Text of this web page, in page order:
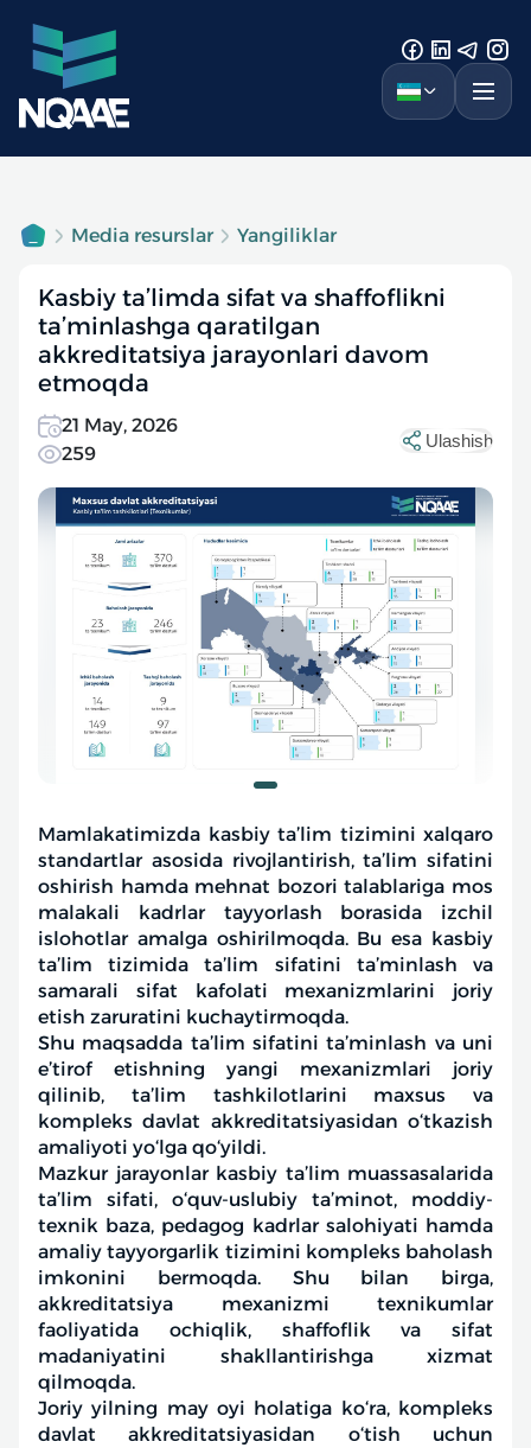
Media resurslar Yangiliklar
Kasbiy ta’limda sifat va shaffoflikni
ta’minlashga qaratilgan
akkreditatsiya jarayonlari davom
etmoqda
21 May, 2026
259
Ulashish
Mamlakatimizda kasbiy ta’lim tizimini xalqaro
standartlar asosida rivojlantirish, ta’lim sifatini
oshirish hamda mehnat bozori talablariga mos
malakali kadrlar tayyorlash borasida izchil
islohotlar amalga oshirilmoqda. Bu esa kasbiy
ta’lim tizimida ta’lim sifatini ta’minlash va
samarali sifat kafolati mexanizmlarini joriy
etish zaruratini kuchaytirmoqda.
Shu maqsadda ta’lim sifatini ta’minlash va uni
e’tirof etishning yangi mexanizmlari joriy
qilinib, ta’lim tashkilotlarini maxsus va
kompleks davlat akkreditatsiyasidan o‘tkazish
amaliyoti yo‘lga qo‘yildi.
Mazkur jarayonlar kasbiy ta’lim muassasalarida
ta’lim sifati, o‘quv-uslubiy ta’minot, moddiy-
texnik baza, pedagog kadrlar salohiyati hamda
amaliy tayyorgarlik tizimini kompleks baholash
imkonini bermoqda. Shu bilan birga,
akkreditatsiya mexanizmi texnikumlar
faoliyatida ochiqlik, shaffoflik va sifat
madaniyatini shakllantirishga xizmat
qilmoqda.
Joriy yilning may oyi holatiga ko‘ra, kompleks
davlat akkreditatsiyasidan o‘tish uchun